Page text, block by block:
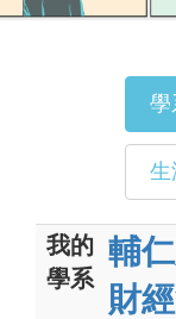
ColleGo! 大學選才與
學
生
我的
學系
輔
財